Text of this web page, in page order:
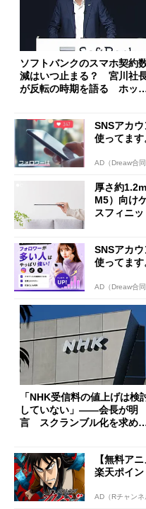
ソフトバンクのスマホ契約
減はいつ止まる？ 宮川社
が反転の時期を語る ホッ
SNSアカ
使ってます
AD（Dreaw合同
厚さ約
M5）向け
スフィニ
SNSアカ
使ってます
AD（Dreaw合同
「NHK受信料の値上げは検
していない」――会長が明
言 スクランブル化を求め
【無料ア
楽天ポイ
AD（Rチャンネ